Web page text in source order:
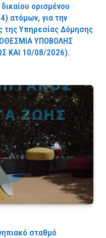
ορισμένου
ατόμων, για την
Υπηρεσίας Δόμησης
YΠOBOΛHΣ
KAI 10/08/2026).
σταθμό